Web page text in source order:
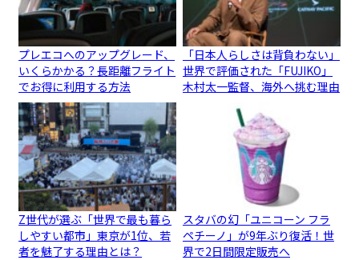
プレエコへのアップグレード、
いくらかかる？長距離フライト
でお得に利用する方法
「日本人らしさは背負わない」
世界で評価された「FUJIKO」
木村太一監督、海外へ挑む理由
Z世代が選ぶ「世界で最も暮ら
しやすい都市」東京が1位、若
者を魅了する理由とは？
スタバの幻「ユニコーン フラ
ペチーノ」が9年ぶり復活！世
界で2日間限定販売へ